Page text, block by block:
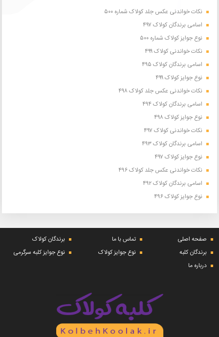
نکات خواندنی عکس جلد کولاک شماره ۵۰۰
اسامی برندگان کولاک ۴۹۷
نوع جوایز کولاک شماره ۵۰۰
نکات خواندنی کولاک ۴۹۹
اسامی برندگان کولاک ۴۹۵
نوع جوایز کولاک ۴۹۹
نکات خواندنی عکس جلد کولاک ۴۹۸
اسامی برندگان کولاک ۴۹۴
نوع جوایز کولاک ۴۹۸
نکات خواندنی کولاک ۴۹۷
اسامی برندگان کولاک ۴۹۳
نوع جوایز کولاک ۴۹۷
نکات خواندنی عکس جلد کولاک ۴۹۶
اسامی برندگان کولاک ۴۹۲
نوع جوایز کولاک ۴۹۶
صفحه اصلی تماس با ما
برندگان کولاک
برندگان کلبه
نوع جوایز کولاک
نوع جوایز کلبه سرگرمی
درباره ما